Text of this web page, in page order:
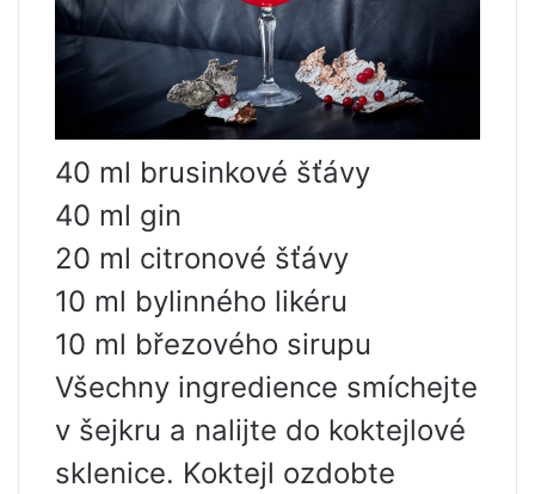
40 ml brusinkové šťávy
40 ml gin
20 ml citronové šťávy
10 ml bylinného likéru
10 ml březového sirupu
Všechny ingredience smíchejte
v šejkru a nalijte do koktejlové
sklenice. Koktejl ozdobte